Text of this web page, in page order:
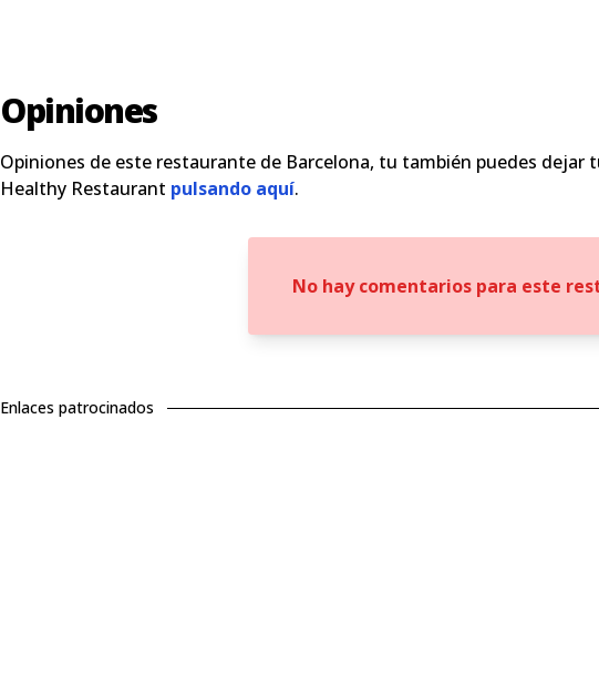
Opiniones
Opiniones de este restaurante de Barcelona, tu también puedes dejar
Healthy Restaurant pulsando aquí.
No hay comentarios para este
Enlaces patrocinados